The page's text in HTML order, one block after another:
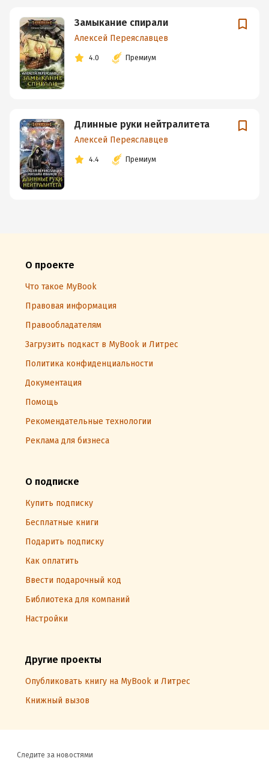
Замыкание спирали
Алексей Переяславцев
4.0 Премиум
Длинные руки нейтралитета
Алексей Переяславцев
4.4 Премиум
О проекте
Что такое MyBook
Правовая информация
Правообладателям
Загрузить подкаст в MyBook и Литрес
Политика конфиденциальности
Документация
Помощь
Рекомендательные технологии
Реклама для бизнеса
О подписке
Купить подписку
Бесплатные книги
Подарить подписку
Как оплатить
Ввести подарочный код
Библиотека для компаний
Настройки
Другие проекты
Опубликовать книгу на MyBook и Литрес
Книжный вызов
Следите за новостями